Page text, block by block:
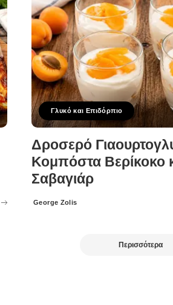
Γλυκό και Επιδόρπιο
Δροσερό
Κομπόστα Βερίκοκο
Σαβαγιάρ
Posted
George Zolis
Περισσότερα